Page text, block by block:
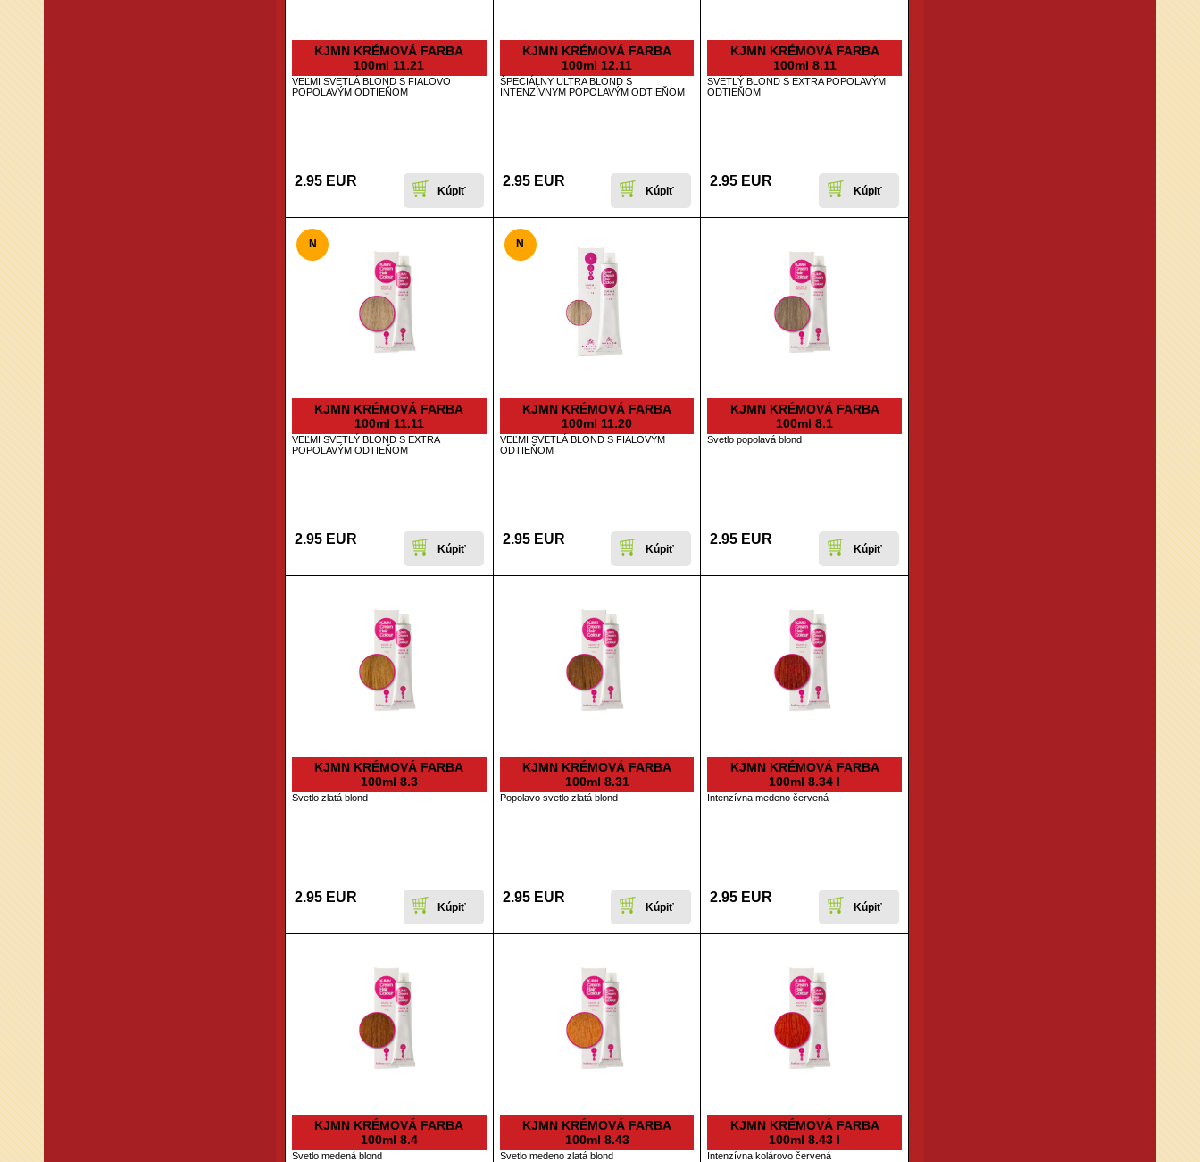
KJMN KRÉMOVÁ FARBA
100ml 11.21
VEĽMI SVETLÁ BLOND S FIALOVO
POPOLAVÝM ODTIEŇOM
2.95 EUR
KJMN KRÉMOVÁ FARBA
100ml 12.11
ŠPECIÁLNY ULTRA BLOND S
INTENZÍVNYM POPOLAVÝM ODTIEŇOM
2.95 EUR
KJMN KRÉMOVÁ FARBA
100ml 8.11
SVETLÝ BLOND S EXTRA POPOLAVÝM
ODTIEŇOM
2.95 EUR
N
KJMN KRÉMOVÁ FARBA
100ml 11.11
VEĽMI SVETLÝ BLOND S EXTRA
POPOLAVÝM ODTIEŇOM
2.95 EUR
N
KJMN KRÉMOVÁ FARBA
100ml 11.20
VEĽMI SVETLÁ BLOND S FIALOVÝM
ODTIEŇOM
2.95 EUR
KJMN KRÉMOVÁ FARBA
100ml 8.1
Svetlo popolavá blond
2.95 EUR
KJMN KRÉMOVÁ FARBA
100ml 8.3
Svetlo zlatá blond
2.95 EUR
KJMN KRÉMOVÁ FARBA
100ml 8.31
Popolavo svetlo zlatá blond
2.95 EUR
KJMN KRÉMOVÁ FARBA
100ml 8.34 I
Intenzívna medeno červená
2.95 EUR
KJMN KRÉMOVÁ FARBA
100ml 8.4
Svetlo medená blond
KJMN KRÉMOVÁ FARBA
100ml 8.43
Svetlo medeno zlatá blond
KJMN KRÉMOVÁ FARBA
100ml 8.43 I
Intenzívna kolárovo červená